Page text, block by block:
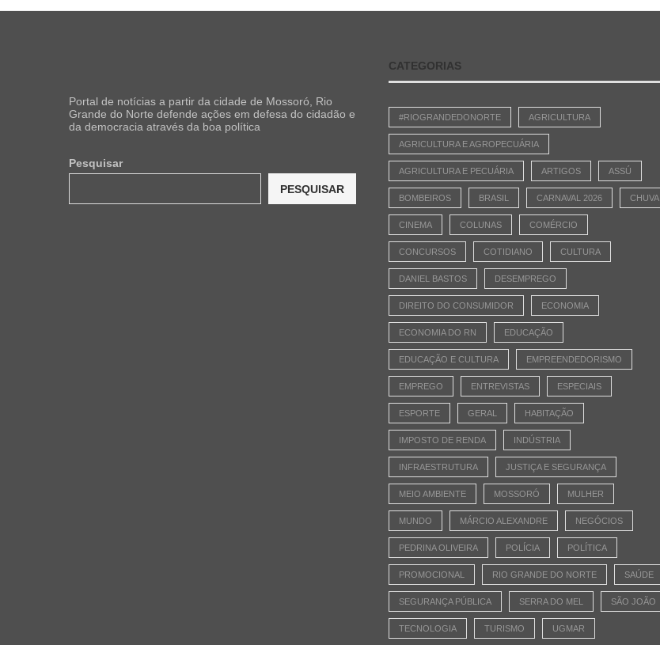
Portal de notícias a partir da cidade de Mossoró, Rio
Grande do Norte defende ações em defesa do cidadão e
da democracia através da boa política
Pesquisar
PESQUISAR
CATEGORIAS
#RIOGRANDEDONORTE AGRICULTURA
AGRICULTURA E AGROPECUÁRIA
AGRICULTURA E PECUÁRIA ARTIGOS ASSÚ
BOMBEIROS BRASIL CARNAVAL 2026 CHUVA
CINEMA COLUNAS COMÉRCIO
CONCURSOS COTIDIANO CULTURA
DANIEL BASTOS DESEMPREGO
DIREITO DO CONSUMIDOR ECONOMIA
ECONOMIA DO RN EDUCAÇÃO
EDUCAÇÃO E CULTURA EMPREENDEDORISMO
EMPREGO ENTREVISTAS ESPECIAIS
ESPORTE GERAL HABITAÇÃO
IMPOSTO DE RENDA INDÚSTRIA
INFRAESTRUTURA JUSTIÇA E SEGURANÇA
MEIO AMBIENTE MOSSORÓ MULHER
MUNDO MÁRCIO ALEXANDRE NEGÓCIOS
PEDRINA OLIVEIRA POLÍCIA POLÍTICA
PROMOCIONAL RIO GRANDE DO NORTE SAÚDE
SEGURANÇA PÚBLICA SERRA DO MEL SÃO JOÃO
TECNOLOGIA TURISMO UGMAR